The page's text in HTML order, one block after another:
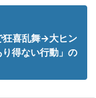
狂喜乱舞→大ヒン
得ない行動」の